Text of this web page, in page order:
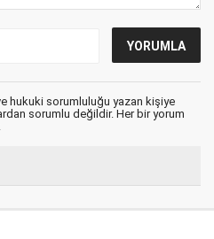
hukuki sorumluluğu yazan kişiye
sorumlu değildir. Her bir yorum